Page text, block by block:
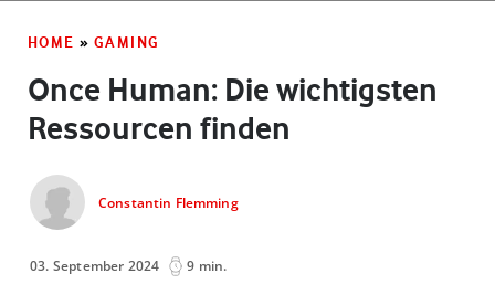
HOME » GAMING
Once Human: Die wichtigsten
Ressourcen finden
Constantin Flemming
03. September 2024 9 min.